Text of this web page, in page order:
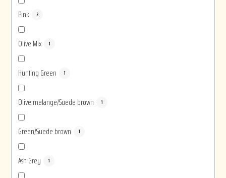
Pink 2
Olive Mix 1
Hunting Green 1
Olive melange/Suede brown 1
Green/Suede brown 1
Ash Grey 1